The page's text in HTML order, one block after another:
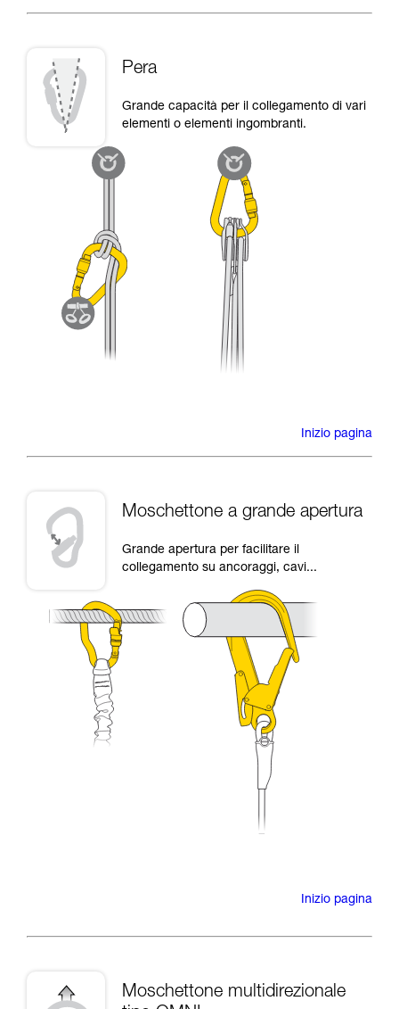
Pera
Grande capacità per il collegamento di vari
elementi o elementi ingombranti.
Inizio pagina
Moschettone a grande apertura
Grande apertura per facilitare il
collegamento su ancoraggi, cavi...
Inizio pagina
Moschettone multidirezionale